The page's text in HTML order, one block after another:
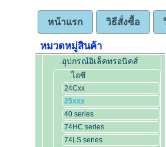
หน้าแรก วิธีสั่งซื้อ
หมวดหมู่สินค้า
.อุปกรณ์อิเล็คทรอนิคส์
.ไอซี
24Cxx
25xxx
40 series
74HC series
74LS series